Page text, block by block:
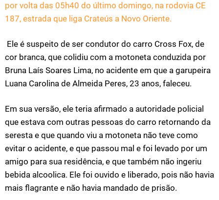
por volta das 05h40 do último domingo, na rodovia CE
187, estrada que liga Crateús a Novo Oriente.
Ele é suspeito de ser condutor do carro Cross Fox, de
cor branca, que colidiu com a motoneta conduzida por
Bruna Laís Soares Lima, no acidente em que a garupeira
Luana Carolina de Almeida Peres, 23 anos, faleceu.
Em sua versão, ele teria afirmado a autoridade policial
que estava com outras pessoas do carro retornando da
seresta e que quando viu a motoneta não teve como
evitar o acidente, e que passou mal e foi levado por um
amigo para sua residência, e que também não ingeriu
bebida alcoolica. Ele foi ouvido e liberado, pois não havia
mais flagrante e não havia mandado de prisão.